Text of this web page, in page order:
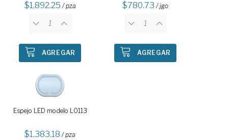
1,892.25 / pza
AGREGAR
780.73 / jgo
AGREGAR
Espejo LED modelo L0113
1,383.18 / pza